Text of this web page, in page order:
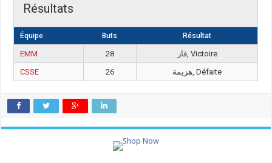
Résultats
Équipe Buts Résultat
EMM 28
فاز, Victoire
CSSE
26 هزيمة, Défaite